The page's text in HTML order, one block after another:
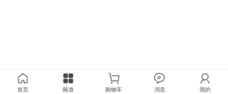
首页 频道 购物车 消息 我的